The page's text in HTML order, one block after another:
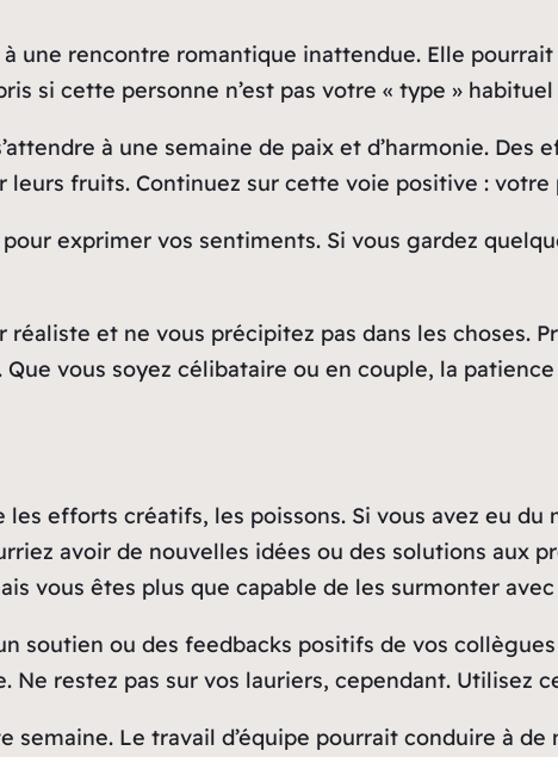
une rencontre romantique inattendue. Elle
si cette personne n’est pas votre « type »
à une semaine de paix et d’harmonie.
fruits. Continuez sur cette voie positive :
exprimer vos sentiments. Si vous gardez
réaliste et ne vous précipitez pas dans les choses.
vous soyez célibataire ou en couple, la
efforts créatifs, les poissons. Si vous avez eu
avoir de nouvelles idées ou des solutions aux
vous êtes plus que capable de les surmonter
soutien ou des feedbacks positifs de vos
Ne restez pas sur vos lauriers, cependant. Utilisez
semaine. Le travail d’équipe pourrait conduire à